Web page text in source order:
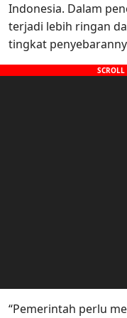
Indonesia. Dalam
terjadi lebih ringan
tingkat
“Pemerintah perlu